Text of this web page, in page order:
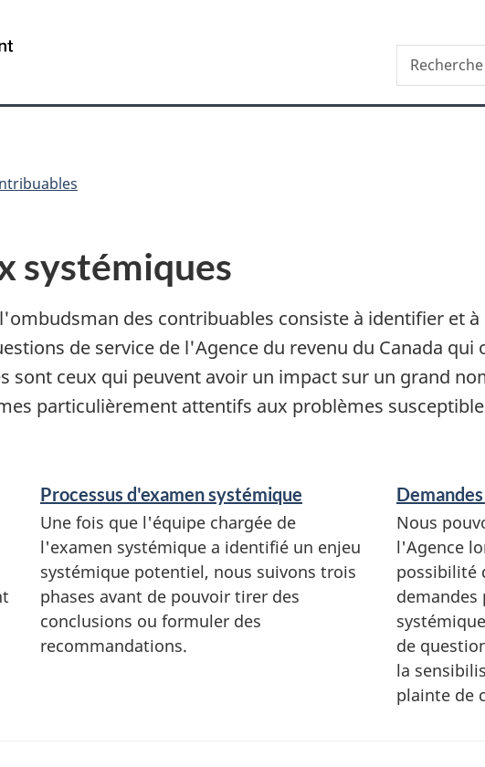
sujet
HTML
Canada
Recherche
BOC
systémiques
des contribuables consiste à identifier et à
de service de l'Agence du revenu du Canada
sont ceux qui peuvent avoir un impact sur un grand
particulièrement attentifs aux problèmes
Processus d'examen systémique
Une fois que l'équipe chargée de
l'examen systémique a identifié un enjeu
systémique potentiel, nous suivons trois
phases avant de pouvoir tirer des
conclusions ou formuler des
recommandations.
Nous
l'Agence
possibilité
demandes
de
la
plainte de